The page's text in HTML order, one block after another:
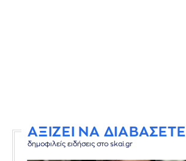
ΑΞΙΖΕΙ ΝΑ ΔΙΑΒΑΣΕΤΕ
δημοφιλείς ειδήσεις στο skai.gr